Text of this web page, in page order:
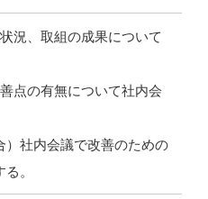
況、取組の成果について
点の有無について社内会
）社内会議で改善のための
。